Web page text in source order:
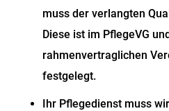
muss der verlangten
Diese ist im PflegeVG
rahmenvertraglichen
festgelegt.
Ihr Pflegedienst muss